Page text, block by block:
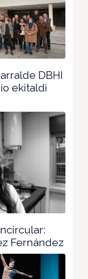
DBHI
ekitaldi
Fernández